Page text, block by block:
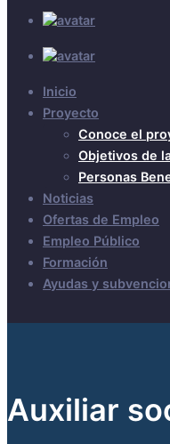
Inicio
Proyecto
Conoce el
Objetivos de
Personas
Noticias
Ofertas de Empleo
Empleo Público
Formación
Ayudas y
Auxiliar